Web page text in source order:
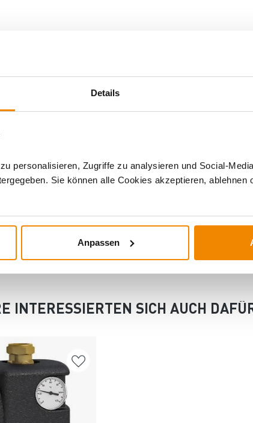
Details
personalisieren, Zugriffe zu analysieren und Social-
Sie können alle Cookies akzeptieren, ablehnen
Anpassen
bereits seit einigen Jahren mit den Themen
es eine Lösung. Haben Sie Fragen zu unseren
INTERESSIERTEN SICH AUCH